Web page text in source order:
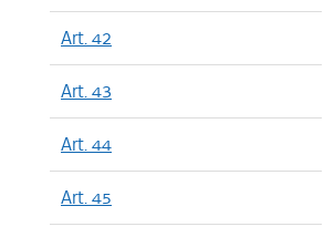
Art. 42
Art. 43
Art. 44
Art. 45